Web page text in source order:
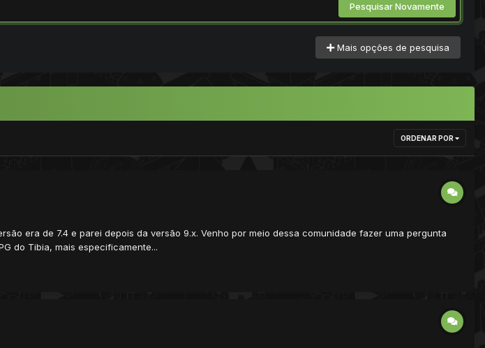
Pesquisar Novamente
Mais opções de pesquisa
ORDENAR POR
era de 7.4 e parei depois da versão 9.x. Venho por meio dessa comunidade fazer uma pergunta
do Tibia, mais especificamente...